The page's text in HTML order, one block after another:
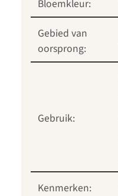
Bloemkleur:
Gebied van
oorsprong:
Gebruik:
Kenmerken: